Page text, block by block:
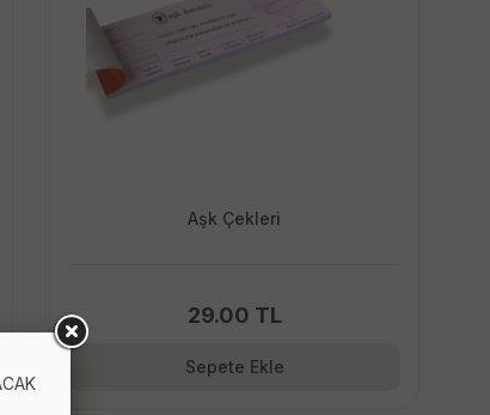
Aşk Çekleri
29.00 TL
Sepete Ekle